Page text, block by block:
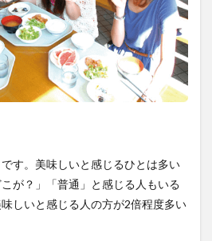
す。美味しいと感じるひとは多い
が？」「普通」と感じる人もいる
しいと感じる人の方が2倍程度多い